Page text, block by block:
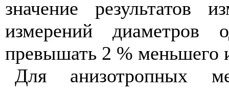
значение результатов
измерений диаметров
превышать 2 % меньшего
Для анизотропных